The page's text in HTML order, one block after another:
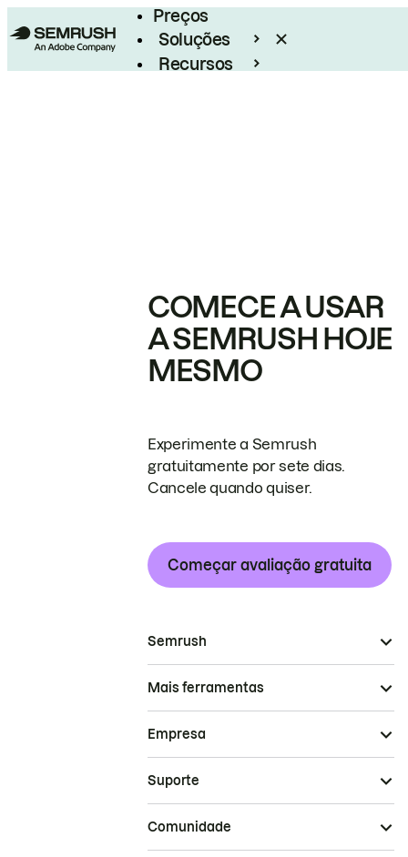
Preços
Soluções
Recursos
COMECE A USAR
A SEMRUSH HOJE
MESMO
Experimente a Semrush
gratuitamente por sete dias.
Cancele quando quiser.
Começar avaliação gratuita
Semrush
Mais ferramentas
Empresa
Suporte
Comunidade